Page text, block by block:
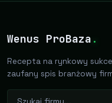
Wenus ProBaza .
Recepta na rynkowy
zaufany spis branżowy